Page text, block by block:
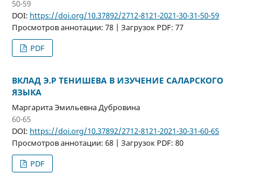
50-59
DOI: https://doi.org/10.37892/2712-8121-2021-30-31-50-59
Просмотров аннотации: 78 | Загрузок PDF: 77
PDF
ВКЛАД Э.Р ТЕНИШЕВА В ИЗУЧЕНИЕ САЛАРСКОГО
ЯЗЫКА
Маргарита Эмильевна Дубровина
60-65
DOI: https://doi.org/10.37892/2712-8121-2021-30-31-60-65
Просмотров аннотации: 68 | Загрузок PDF: 80
PDF